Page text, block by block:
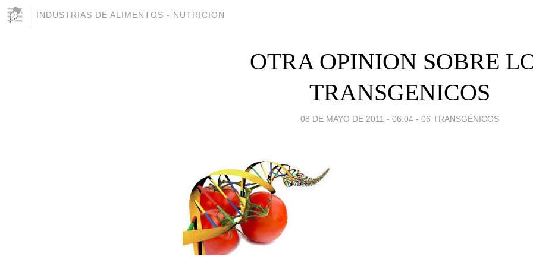
INDUSTRIAS DE ALIMENTOS - NUTRICION
OTRA OPINION SOBRE
TRANSGENICOS
08 DE MAYO DE 2011 - 06:04 - 06 TRANSGÉNICOS